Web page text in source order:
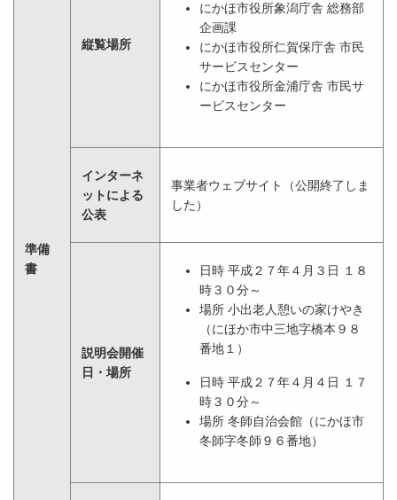
準備
書
縦覧場所
にかほ市役所象潟庁舎 総務部
企画課
にかほ市役所仁賀保庁舎 市民
サービスセンター
にかほ市役所金浦庁舎 市民サ
ービスセンター
インターネ
ットによる
公表
事業者ウェブサイト（公開終了しま
した）
説明会開催
日・場所
日時 平成２７年４月３日 １８
時３０分～
場所 小出老人憩いの家けやき
（にほか市中三地字橋本９８
番地１）
日時 平成２７年４月４日 １７
時３０分～
場所 冬師自治会館（にかほ市
冬師字冬師９６番地）